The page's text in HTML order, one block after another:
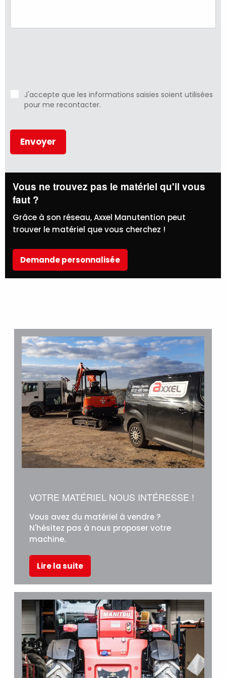
J'accepte que les informations saisies soient utilisées
pour me recontacter.
Vous ne trouvez pas le matériel qu'il vous
faut ?
Grâce à son réseau, Axxel Manutention peut
trouver le matériel que vous cherchez !
Demande personnalisée
VOTRE MATÉRIEL NOUS INTÉRESSE !
Vous avez du matériel à vendre ?
N'hésitez pas à nous proposer votre
machine.
Lire la suite